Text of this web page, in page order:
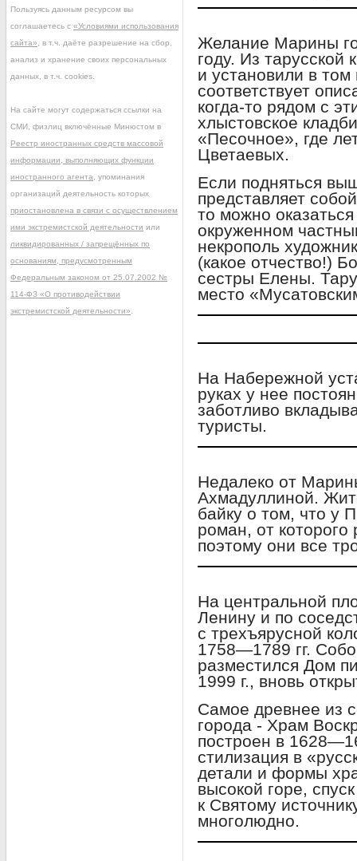
Желание Марины
году. Из тарусской
и установили в
соответствует
когда-то рядом с
хлыстовское
«Песочное», где
Цветаевых.
Если подняться
представляет
то можно
окруженном
некрополь
(какое отчество!)
сестры Елены.
место
На Набережной
руках у нее
заботливо
туристы.
Недалеко от
Ахмадуллиной.
байку о том, что у
роман, от
поэтому они все
На центральной
Ленину и по
с трехъярусной
1758—1789 гг.
разместился Дом
1999 г., вновь
Самое древнее из
города - Храм
построен в
стилизация в
детали и формы
высокой горе,
к Святому
многолюдно.
Пользуясь данным ресурсом вы
соглашаетесь с «Условиями использования
сайта» , в т.ч. даёте разрешение на сбор,
анализ и хранение своих персональных
данных, в т.ч. cookies.
На сайте могут содержаться ссылки на
СМИ, физлиц включённые Минюстом в
Реестр иностранных средств массовой
информации, выполняющих функции
иностранного агента , упоминания
организаций деятельность которых
приостановлена в связи с осуществлением
ими экстремистской деятельности или
ликвидированных / запрещённых по
основаниям, предусмотренным
Федеральным законом от 25.07.2002 №
114-ФЗ «О противодействии
экстремистской деятельности»